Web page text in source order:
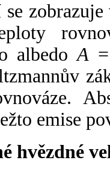
albedoA
emise
hvězdné